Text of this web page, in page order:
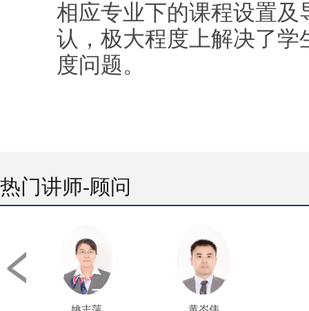
相应专业下的课程设置
认，极大程度上解决了
度问题。
热门讲师-顾问